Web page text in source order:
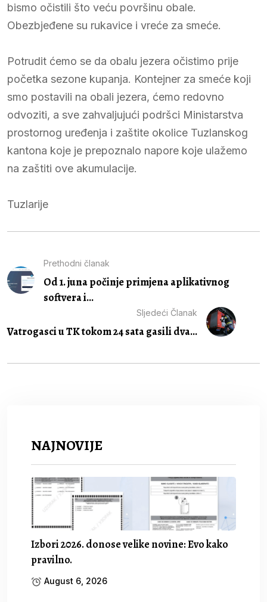
bismo očistili što veću površinu obale.
Obezbjeđene su rukavice i vreće za smeće.
Potrudit ćemo se da obalu jezera očistimo prije
početka sezone kupanja. Kontejner za smeće koji
smo postavili na obali jezera, ćemo redovno
odvoziti, a sve zahvaljujući podršci Ministarstva
prostornog uređenja i zaštite okolice Tuzlanskog
kantona koje je prepoznalo napore koje ulažemo
na zaštiti ove akumulacije.
Tuzlarije
Prethodni članak
Od 1. juna počinje primjena aplikativnog
softvera i...
Sljedeći Članak
Vatrogasci u TK tokom 24 sata gasili dva...
NAJNOVIJE
Izbori 2026. donose velike novine: Evo kako
pravilno.
August 6, 2026